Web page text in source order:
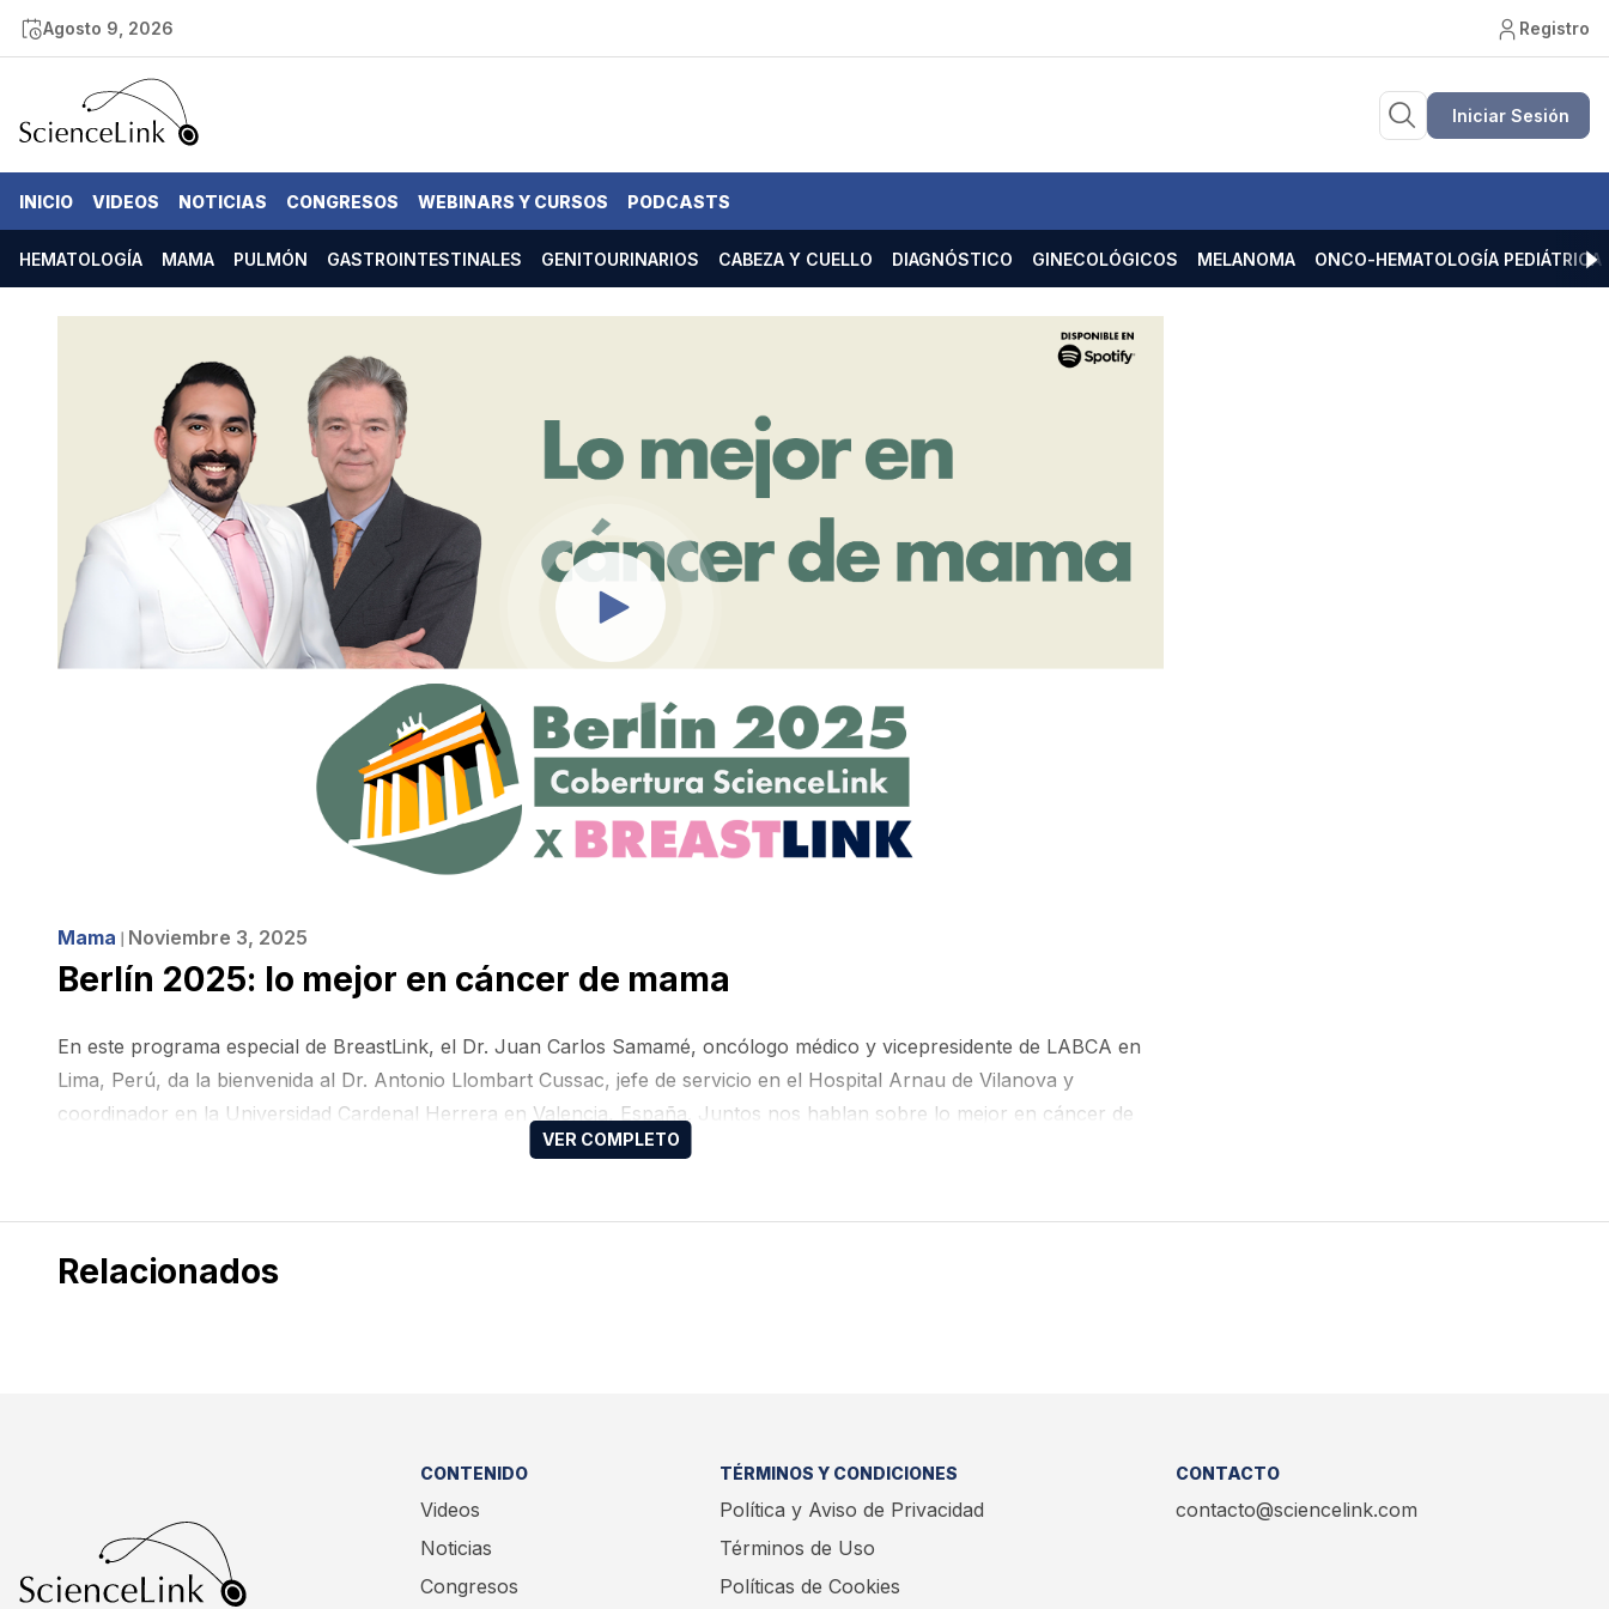
Agosto 9, 2026 Registro
Iniciar Sesión
INICIO VIDEOS NOTICIAS CONGRESOS WEBINARS Y CURSOS PODCASTS
HEMATOLOGÍA MAMA PULMÓN GASTROINTESTINALES GENITOURINARIOS CABEZA Y CUELLO DIAGNÓSTICO GINECOLÓGICOS MELANOMA ONCO-HEMATOLOGÍA PEDIÁTRICA
Mama ❘ Noviembre 3, 2025
Berlín 2025: lo mejor en cáncer de mama
En este programa especial de BreastLink, el Dr. Juan Carlos Samamé, oncólogo médico y vicepresidente de LABCA en
Lima, Perú, da la bienvenida al Dr. Antonio Llombart Cussac, jefe de servicio en el Hospital Arnau de Vilanova y
coordinador en la Universidad Cardenal Herrera en Valencia, España. Juntos nos hablan sobre lo mejor en cáncer de
mama, presentado en el marco del Congreso Anual de la Sociedad Europea de Oncología Médica 2025, celebrado en
Relacionados
CONTENIDO
Videos
Noticias
Congresos
TÉRMINOS Y CONDICIONES
Política y Aviso de Privacidad
Términos de Uso
Políticas de Cookies
CONTACTO
contacto@sciencelink.com